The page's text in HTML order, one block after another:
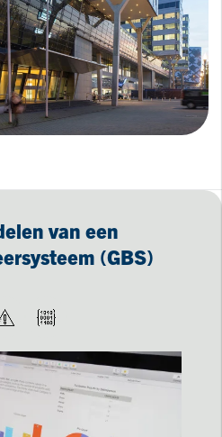
van een
(GBS)